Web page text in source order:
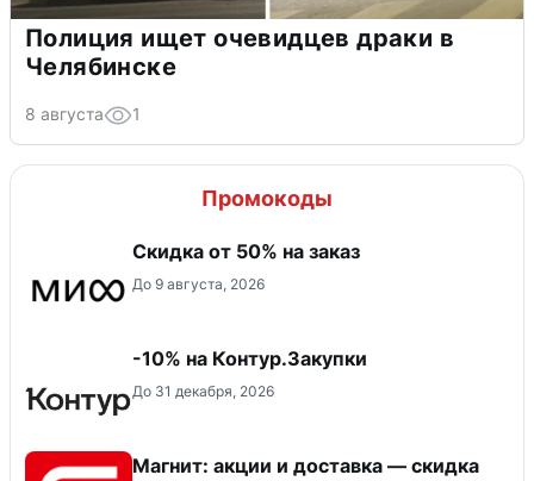
Полиция ищет очевидцев драки в
Челябинске
8 августа 1
Промокоды
Скидка от 50% на заказ
До 9 августа, 2026
-10% на Контур.Закупки
До 31 декабря, 2026
Магнит: акции и доставка — скидка